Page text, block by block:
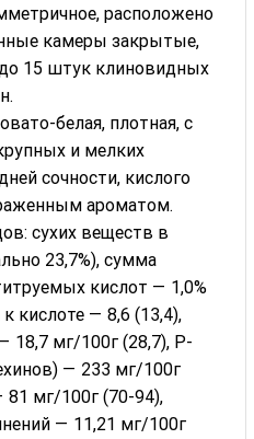
расположено
камеры закрытые,
15 штук клиновидных
белая, плотная, с
и мелких
сочности, кислого
ароматом.
сухих веществ в
23,7%), сумма
кислот — 1,0%
кислоте — 8,6 (13,4),
18,7 мг/100г (28,7), Р-
— 233 мг/100г
мг/100г (70-94),
— 11,21 мг/100г